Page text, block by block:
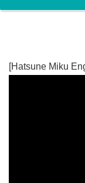
[Hatsune Miku